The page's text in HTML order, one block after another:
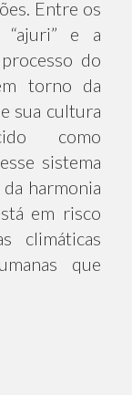
Entre os
e a
do
torno da
sua cultura
como
sistema
harmonia
em risco
climáticas
que